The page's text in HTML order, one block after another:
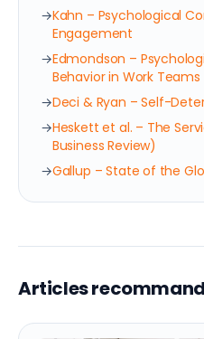
→Kahn – Psychological
Engagement
→Edmondson –
Behavior in Work Teams
→Deci & Ryan – Self-
→Heskett et al. – The
Business Review)
→Gallup – State of the
Articles